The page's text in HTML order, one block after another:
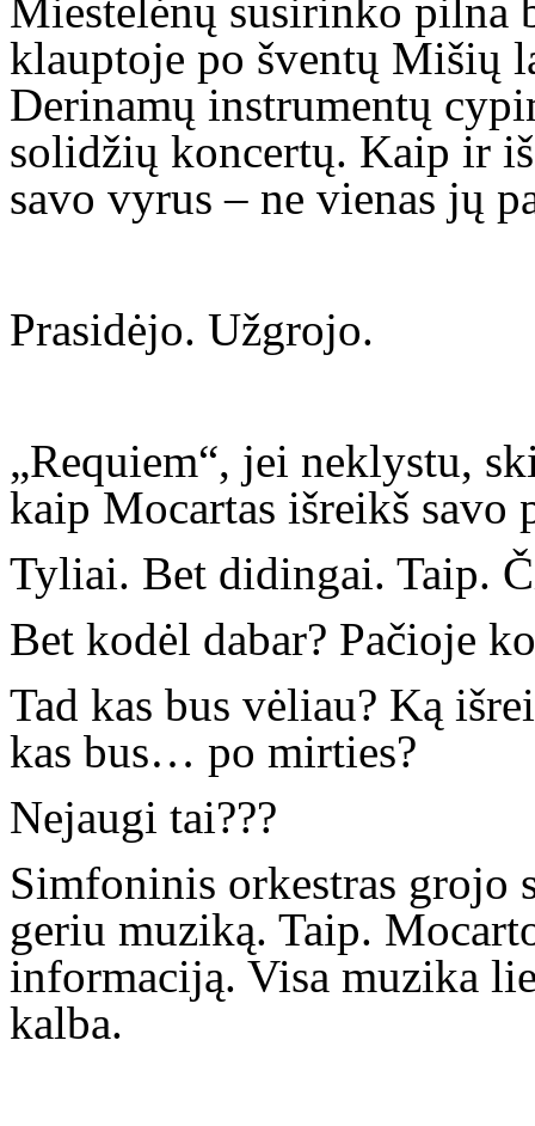
Miestelėnų susirinko pilna
klauptoje po šventų Mišių
Derinamų instrumentų
solidžių koncertų. Kaip ir
savo vyrus – ne vienas jų
Prasidėjo. Užgrojo.
„Requiem“, jei neklystu,
kaip Mocartas išreikš
Tyliai. Bet didingai. Taip.
Bet kodėl dabar? Pačioje
Tad kas bus vėliau? Ką
kas bus… po mirties?
Nejaugi tai???
Simfoninis orkestras grojo
geriu muziką. Taip.
informaciją. Visa muzika
kalba.